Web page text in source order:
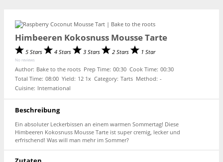
Himbeeren Kokosnuss Mousse Tarte
5 Stars 4 Stars 3 Stars 2 Stars 1 Star
No reviews
Author: Bake to the roots Prep Time: 00:30 Cook Time: 00:30
Total Time: 08:00 Yield: 1 2 1x Category: Tarts Method: -
Cuisine: International
Beschreibung
Ein absoluter Leckerbissen an einem warmen Sommertag! Diese
Himbeeren Kokosnuss Mousse Tarte ist super cremig, lecker und
erfrischend! Was will man mehr im Sommer?